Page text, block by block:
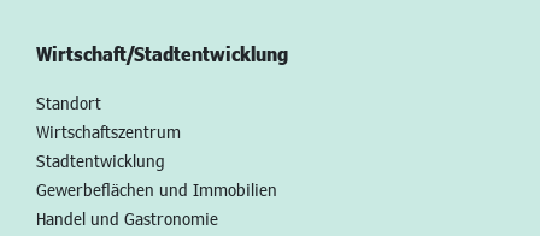
Wirtschaft/Stadtentwicklung
Standort
Wirtschaftszentrum
Stadtentwicklung
Gewerbeflächen und Immobilien
Handel und Gastronomie